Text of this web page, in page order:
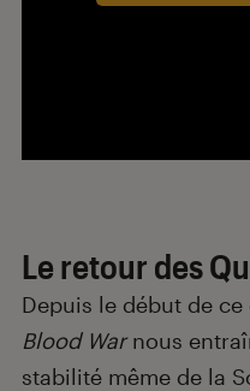
Le retour des
Depuis le début de
Blood Warnous
stabilité même de la